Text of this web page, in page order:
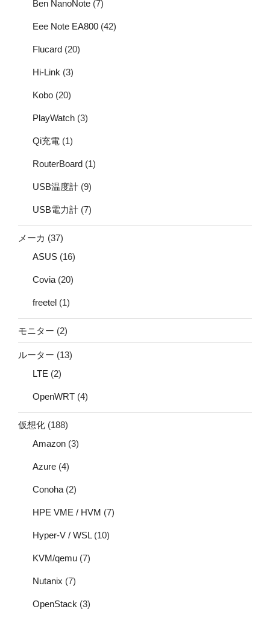
Ben NanoNote (7)
Eee Note EA800 (42)
Flucard (20)
Hi-Link (3)
Kobo (20)
PlayWatch (3)
Qi充電 (1)
RouterBoard (1)
USB温度計 (9)
USB電力計 (7)
メーカ (37)
ASUS (16)
Covia (20)
freetel (1)
モニター (2)
ルーター (13)
LTE (2)
OpenWRT (4)
仮想化 (188)
Amazon (3)
Azure (4)
Conoha (2)
HPE VME / HVM (7)
Hyper-V / WSL(10)
KVM/qemu (7)
Nutanix (7)
OpenStack (3)